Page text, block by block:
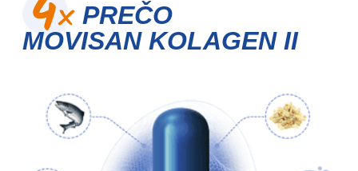
PREČO
MOVISAN KOLAGEN II